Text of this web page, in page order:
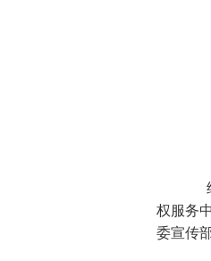
权服务
委宣传